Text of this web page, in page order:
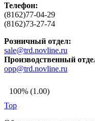
Телефон:
(8162)77-04-29
(8162)73-27-74
Розничный отдел:
sale@trd.novline.ru
Производственный
opp@trd.novline.ru
100% (1.00)
Top